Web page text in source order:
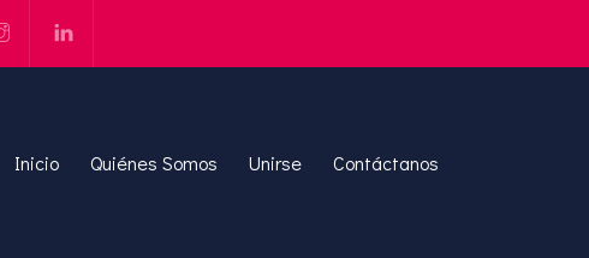
Inicio Quiénes Somos Unirse Contáctanos